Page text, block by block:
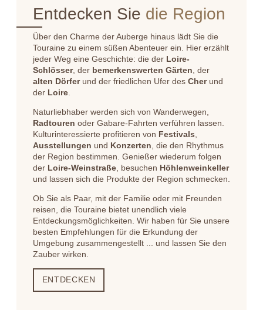
Entdecken Sie die Region
Über den Charme der Auberge hinaus lädt Sie die
Touraine zu einem süßen Abenteuer ein. Hier erzählt
jeder Weg eine Geschichte: die der Loire-
Schlösser, der bemerkenswerten Gärten , der
alten Dörferund der friedlichen Ufer des Cherund
der Loire
Naturliebhaber werden sich von Wanderwegen,
Radtouren oder Gabare-Fahrten verführen lassen.
Kulturinteressierte profitieren von Festivals
Ausstellungen und Konzerten , die den Rhythmus
der Region bestimmen. Genießer wiederum folgen
der Loire-Weinstraße , besuchen Höhlenweinkeller
und lassen sich die Produkte der Region schmecken.
Ob Sie als Paar, mit der Familie oder mit Freunden
reisen, die Touraine bietet unendlich viele
Entdeckungsmöglichkeiten. Wir haben für Sie unsere
besten Empfehlungen für die Erkundung der
Umgebung zusammengestellt ... und lassen Sie den
Zauber wirken.
ENTDECKEN
GESCHÄFTLICHE &
VERANSTALTUNGEN
AKTIVITÄTEN &
DIE GESCHICHTE
DER
ANGEBOTE &
FOTOGALERIE
BUCHEN